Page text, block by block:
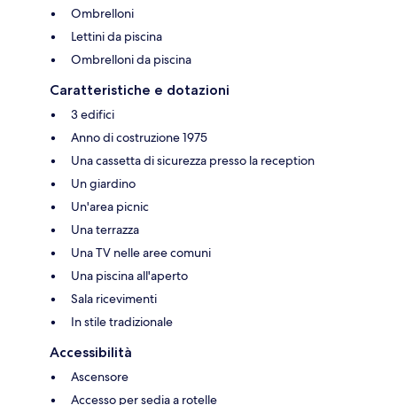
Ombrelloni
Lettini da piscina
Ombrelloni da piscina
Caratteristiche e dotazioni
3 edifici
Anno di costruzione 1975
Una cassetta di sicurezza presso la reception
Un giardino
Un'area picnic
Una terrazza
Una TV nelle aree comuni
Una piscina all'aperto
Sala ricevimenti
In stile tradizionale
Accessibilità
Ascensore
Accesso per sedia a rotelle